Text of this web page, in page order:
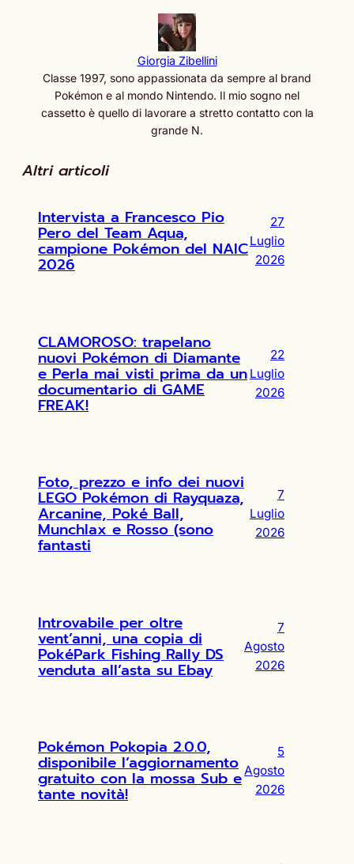
Giorgia Zibellini
Classe 1997, sono appassionata da sempre al brand
Pokémon e al mondo Nintendo. Il mio sogno nel
cassetto è quello di lavorare a stretto contatto con la
grande N.
Altri articoli
Intervista a Francesco Pio
Pero del Team Aqua,
campione Pokémon del NAIC
2026
27
Luglio
2026
CLAMOROSO: trapelano
nuovi Pokémon di Diamante
e Perla mai visti prima da un
documentario di GAME
FREAK!
22
Luglio
2026
Foto, prezzo e info dei nuovi
LEGO Pokémon di Rayquaza,
Arcanine, Poké Ball,
Munchlax e Rosso (sono
fantasti
7
Luglio
2026
Introvabile per oltre
vent’anni, una copia di
PokéPark Fishing Rally DS
venduta all’asta su Ebay
7
Agosto
2026
Pokémon Pokopia 2.0.0,
disponibile l’aggiornamento
gratuito con la mossa Sub e
tante novità!
5
Agosto
2026